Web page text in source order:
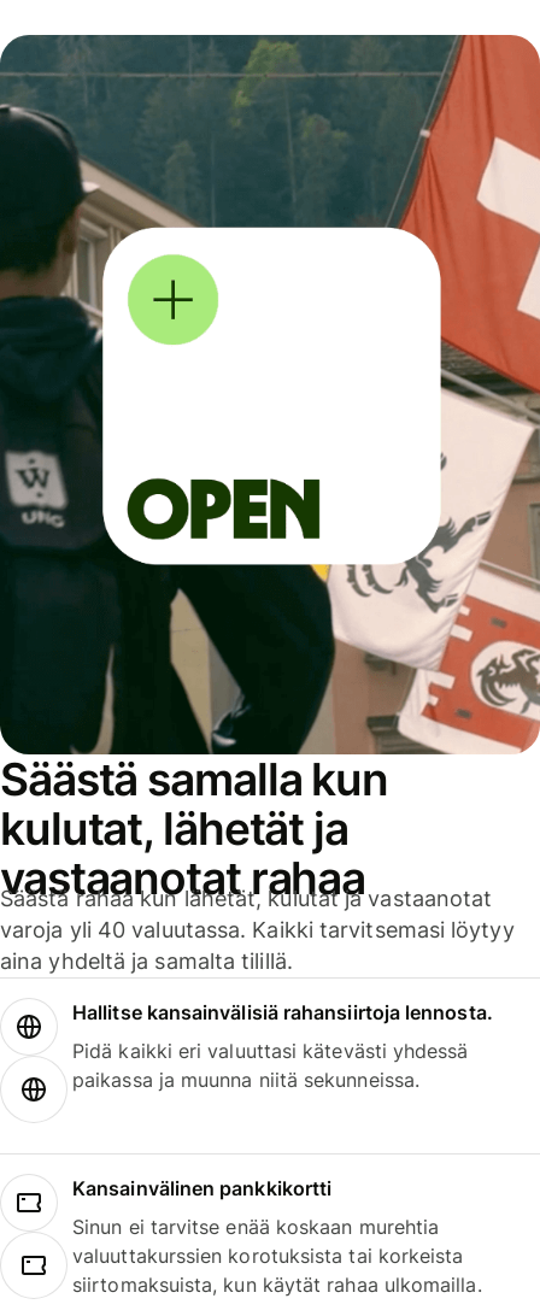
Säästä samalla kun
kulutat, lähetät ja
vastaanotat rahaa
Säästä rahaa kun lähetät, kulutat ja vastaanotat
varoja yli 40 valuutassa. Kaikki tarvitsemasi löytyy
aina yhdeltä ja samalta tilillä.
Hallitse kansainvälisiä rahansiirtoja lennosta.
Pidä kaikki eri valuuttasi kätevästi yhdessä
paikassa ja muunna niitä sekunneissa.
Kansainvälinen pankkikortti
Sinun ei tarvitse enää koskaan murehtia
valuuttakurssien korotuksista tai korkeista
siirtomaksuista, kun käytät rahaa ulkomailla.